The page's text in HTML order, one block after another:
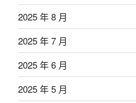
2025 年 8 月
2025 年 7 月
2025 年 6 月
2025 年 5 月